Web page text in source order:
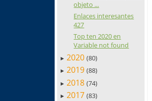
objeto ...
Enlaces interesantes
427
Top ten 2020 en
Variable not found
► 2020 (80)
► 2019 (88)
► 2018 (74)
► 2017 (83)